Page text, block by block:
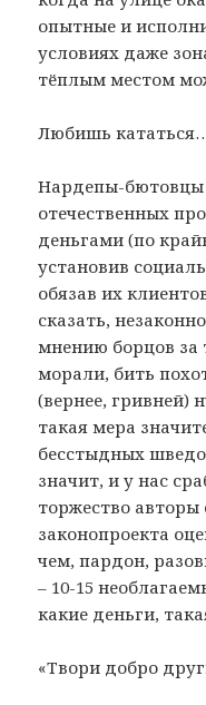
опытные и
условиях даже
тёплым местом
Любишь
Нардепы-
отечественных
деньгами (по
установив
обязав их
сказать,
мнению борцов за
морали, бить
(вернее, гривней)
такая мера
бесстыдных
значит, и у нас
торжество авторы
законопроекта
чем, пардон,
– 10-15
какие деньги,
«Твори добро